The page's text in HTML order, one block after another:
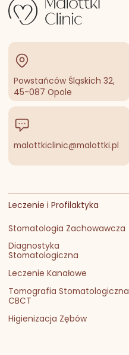
Powstańców Śląskich 32,
45-087 Opole
malottkiclinic@malottki.pl
Leczenie i Profilaktyka
Stomatologia Zachowawcza
Diagnostyka
Stomatologiczna
Leczenie Kanałowe
Tomografia Stomatologiczna
CBCT
Higienizacja Zębów